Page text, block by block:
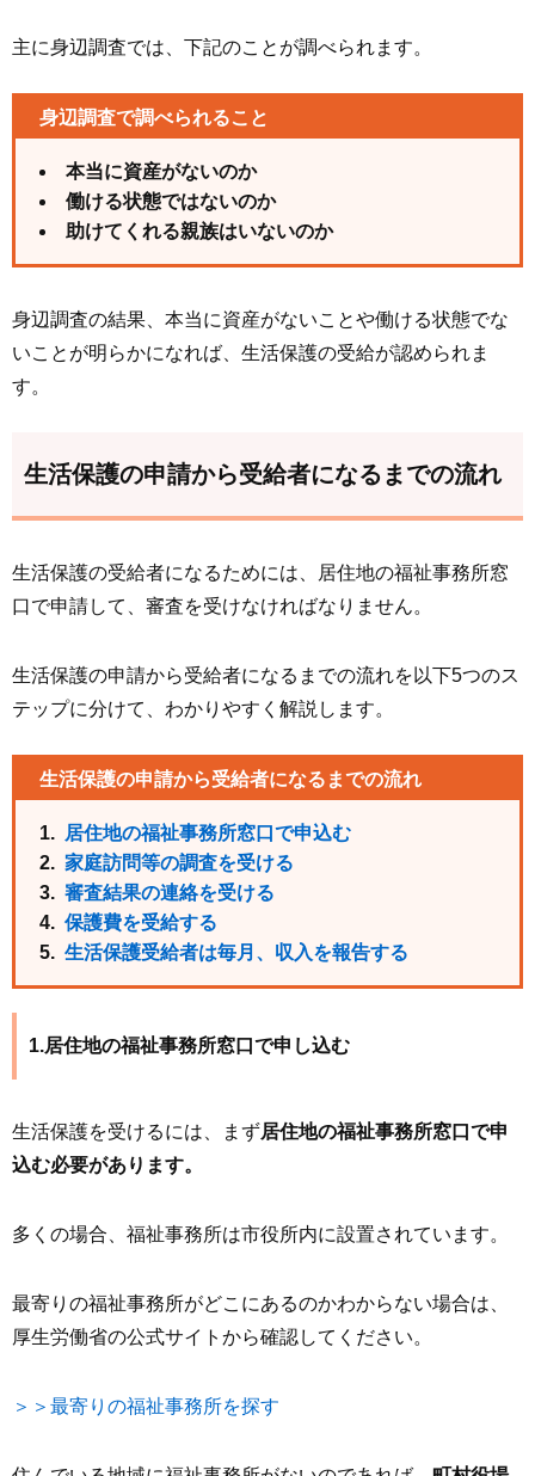
主に身辺調査では、下記のことが調べられます。
身辺調査で調べられること
本当に資産がないのか
働ける状態ではないのか
助けてくれる親族はいないのか
身辺調査の結果、本当に資産がないことや働ける状態でな
いことが明らかになれば、生活保護の受給が認められま
す。
生活保護の申請から受給者になるまでの流れ
生活保護の受給者になるためには、居住地の福祉事務所窓
口で申請して、審査を受けなければなりません。
生活保護の申請から受給者になるまでの流れを以下5つのス
テップに分けて、わかりやすく解説します。
生活保護の申請から受給者になるまでの流れ
居住地の福祉事務所窓口で申込む
家庭訪問等の調査を受ける
審査結果の連絡を受ける
保護費を受給する
生活保護受給者は毎月、収入を報告する
1.居住地の福祉事務所窓口で申し込む
生活保護を受けるには、まず居住地の福祉事務所窓口で申
込む必要があります。
多くの場合、福祉事務所は市役所内に設置されています。
最寄りの福祉事務所がどこにあるのかわからない場合は、
厚生労働省の公式サイトから確認してください。
＞＞最寄りの福祉事務所を探す